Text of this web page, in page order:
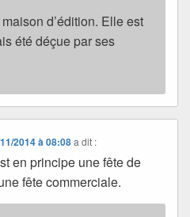
d’édition. Elle est
été déçue par ses
2014 à 08:08 a dit :
en principe une fête de
fête commerciale.